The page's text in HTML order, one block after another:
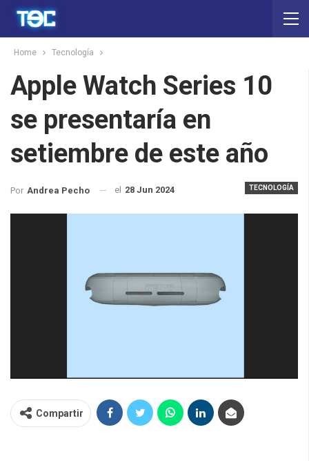
Home Tecnología
Apple Watch Series 10
se presentaría en
setiembre de este año
TECNOLOGÍA
Por Andrea Pecho el 28 Jun 2024
Compartir